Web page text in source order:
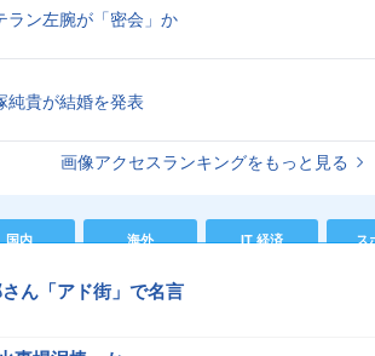
ラン左腕が「密会」か
純貴が結婚を発表
画像アクセスランキングをもっと見る
国内 海外 IT 経済 ス
ん「アド街」で名言